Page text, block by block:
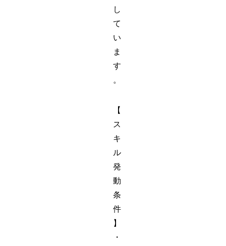
し
て
い
ま
す
。
【
ス
キ
ル
発
動
条
件
】
・